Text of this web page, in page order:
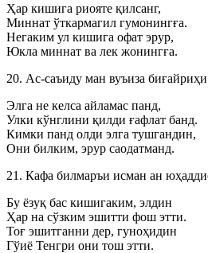
Ҳар кишига риояте қилсанг,
Миннат ўткармагил гумонингға.
Негаким ул кишига офат эрур,
Юкла миннат ва лек жонингға.
20. Ас-саъиду ман вуъиза
Элга не келса айламас панд,
Улки кўнглини қилди ғафлат банд.
Кимки панд олди элга тушгандин,
Они билким, эрур саодатманд.
21. Кафа билмаръи исман ан
Бу ёзуқ бас кишигаким, элдин
Ҳар на сўзким эшитти фош этти.
Тоғ эшитганни дер, гуноҳидин
Гўиё Тенгри они тош этти.